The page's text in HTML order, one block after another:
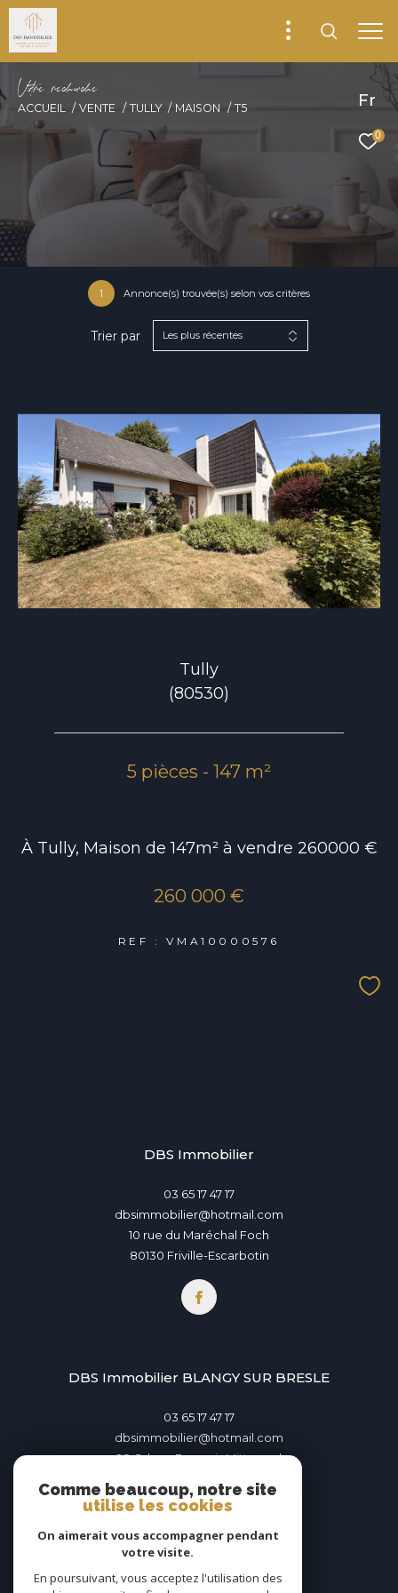
Fr
0
Vore recece
ACCUEIL VENTE TULLY MAISON T5
1 Annonce(s) trouvée(s) selon vos critères
Trier par Les plus récentes
Tully
(80530)
5 pièces - 147 m²
À Tully, Maison de 147m² à vendre 260000 €
260 000 €
REF : VMA10000576
DBS Immobilier
03 65 17 47 17
dbsimmobilier@hotmail.com
10 rue du Maréchal Foch
80130
Friville-Escarbotin
DBS Immobilier BLANGY SUR BRESLE
03 65 17 47 17
dbsimmobilier@hotmail.com
28 Gd rue François Mitterand
Adhérents
Comme beaucoup, notre site
utilise les cookies
On aimerait vous accompagner pendant
votre visite.
En poursuivant, vous acceptez l'utilisation des